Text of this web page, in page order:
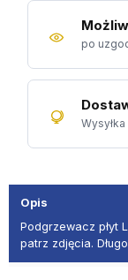
po
Opis
Podgrzewacz płyt
patrz zdjęcia.